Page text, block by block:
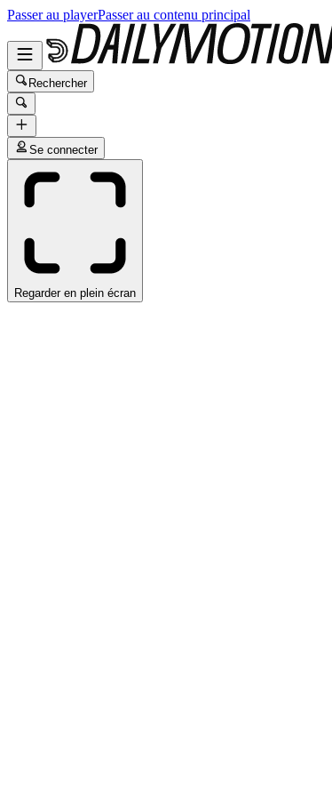
Passer au playerPasser au contenu principal
Rechercher
Se connecter
Regarder en plein écran